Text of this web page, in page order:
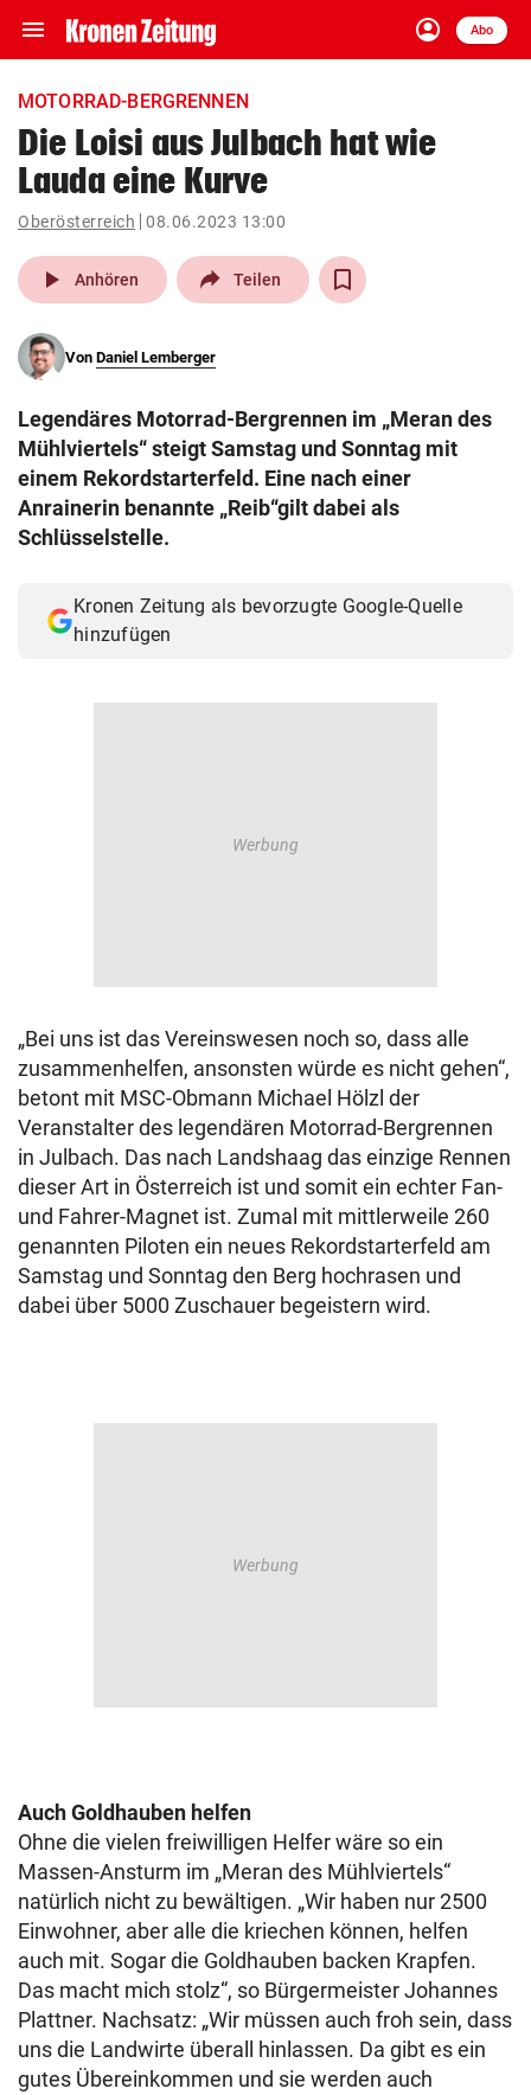
menu Navigation
ein-/ausklappen
account_circle
Anmelden
Abo
close Schließen
account_circle Anmelden
pin_drop
Wien arrow_right
search
eingeben
MOTORRAD-BERGRENNEN
Die Loisi aus Julbach hat wie
Lauda eine Kurve
Oberösterreich 08.06.2023 13:00
play_arrow Anhören Teilen
Von Daniel Lemberger
Legendäres Motorrad-Bergrennen im „Meran des
Mühlviertels“ steigt Samstag und Sonntag mit
einem Rekordstarterfeld. Eine nach einer
Anrainerin benannte „Reib“gilt dabei als
Schlüsselstelle.
Kronen Zeitung als bevorzugte Google-Quelle
hinzufügen
„Bei uns ist das Vereinswesen noch so, dass alle
zusammenhelfen, ansonsten würde es nicht gehen“,
betont mit MSC-Obmann Michael Hölzl der
Veranstalter des legendären Motorrad-Bergrennen
in Julbach. Das nach Landshaag das einzige Rennen
dieser Art in Österreich ist und somit ein echter Fan-
und Fahrer-Magnet ist. Zumal mit mittlerweile 260
genannten Piloten ein neues Rekordstarterfeld am
Samstag und Sonntag den Berg hochrasen und
dabei über 5000 Zuschauer begeistern wird.
Auch Goldhauben helfen
Ohne die vielen freiwilligen Helfer wäre so ein
Massen-Ansturm im „Meran des Mühlviertels“
natürlich nicht zu bewältigen. „Wir haben nur 2500
Einwohner, aber alle die kriechen können, helfen
auch mit. Sogar die Goldhauben backen Krapfen.
Das macht mich stolz“, so Bürgermeister Johannes
Plattner. Nachsatz: „Wir müssen auch froh sein, dass
uns die Landwirte überall hinlassen. Da gibt es ein
gutes Übereinkommen und sie werden auch